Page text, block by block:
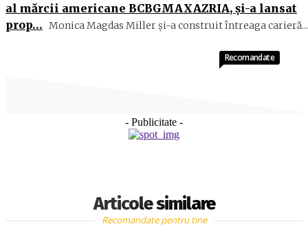
al mărcii americane BCBGMAXAZRIA, şi-a lansat
prop… Monica Magdas Miller şi-a construit întreaga carieră...
- Publicitate -
Articole similare
Recomandate
Recomandate pentru tine